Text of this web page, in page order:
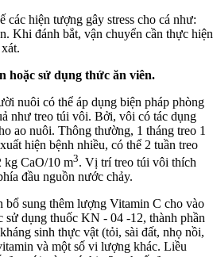
các hiện tượng gây stress cho cá như:
Khi đánh bắt, vận chuyển cần thực hiện
hoặc sử dụng thức ăn viên.
nuôi có thể áp dụng biện pháp phòng
như treo túi vôi. Bởi, vôi có tác dụng
ao nuôi. Thông thường, 1 tháng treo 1
hiện bệnh nhiều, có thể 2 tuần treo
kg CaO/10 m3. Vị trí treo túi vôi thích
đầu nguồn nước chảy.
bổ sung thêm lượng Vitamin C cho vào
sử dụng thuốc KN - 04 -12, thành phần
sinh thực vật (tỏi, sài đất, nhọ nồi,
và một số vi lượng khác. Liều